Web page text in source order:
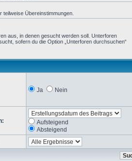
teilweise Übereinstimmungen.
aus, in denen gesucht werden soll. Unterforen
sofern du die Option „Unterforen durchsuchen“
Ja Nein
Aufsteigend
Absteigend